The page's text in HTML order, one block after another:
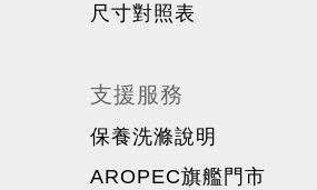
尺寸對照表
支援服務
保養洗滌說明
AROPEC旗艦門市